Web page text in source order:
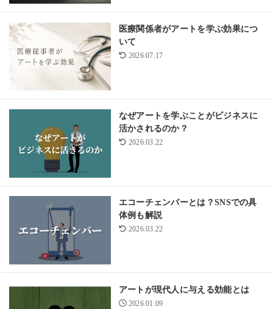
医療関係者がアートを学ぶ効果につ
いて
2026.07.17
なぜアートを学ぶことがビジネスに
活かされるのか？
2026.03.22
エコーチェンバーとは？SNSでの具
体例も解説
2026.03.22
アートが現代人に与える効能とは
2026.01.09